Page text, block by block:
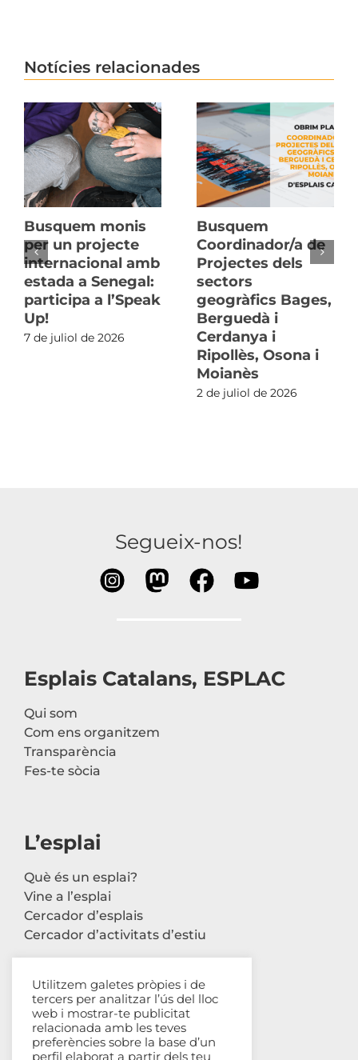
Notícies relacionades
Busquem monis
per un projecte
internacional amb
estada a Senegal:
participa a l’Speak
Up!
7 de juliol de 2026
Busquem
Coordinador/a de
Projectes dels
sectors
geogràfics Bages,
Berguedà i
Cerdanya i
Ripollès, Osona i
Moianès
2 de juliol de 2026
Segueix-nos!
Esplais Catalans, ESPLAC
Qui som
Com ens organitzem
Transparència
Fes-te sòcia
L’esplai
Què és un esplai?
Vine a l’esplai
Cercador d’esplais
Cercador d’activitats d’estiu
Contacte
Carrer Avinyó, 44 2n
Utilitzem galetes pròpies i de
tercers per analitzar l’ús del lloc
web i mostrar-te publicitat
relacionada amb les teves
preferències sobre la base d’un
perfil elaborat a partir dels teu